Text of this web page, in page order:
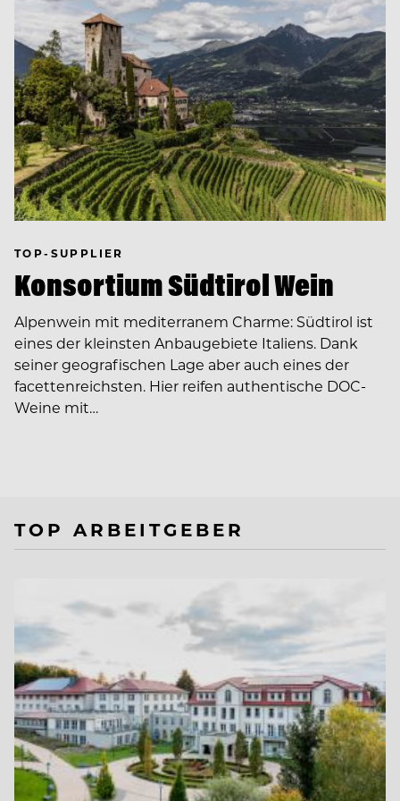
TOP-SUPPLIER
Konsortium Südtirol Wein
Alpenwein mit mediterranem Charme: Südtirol ist
eines der kleinsten Anbaugebiete Italiens. Dank
seiner geografischen Lage aber auch eines der
facettenreichsten. Hier reifen authentische DOC-
Weine mit…
TOP ARBEITGEBER